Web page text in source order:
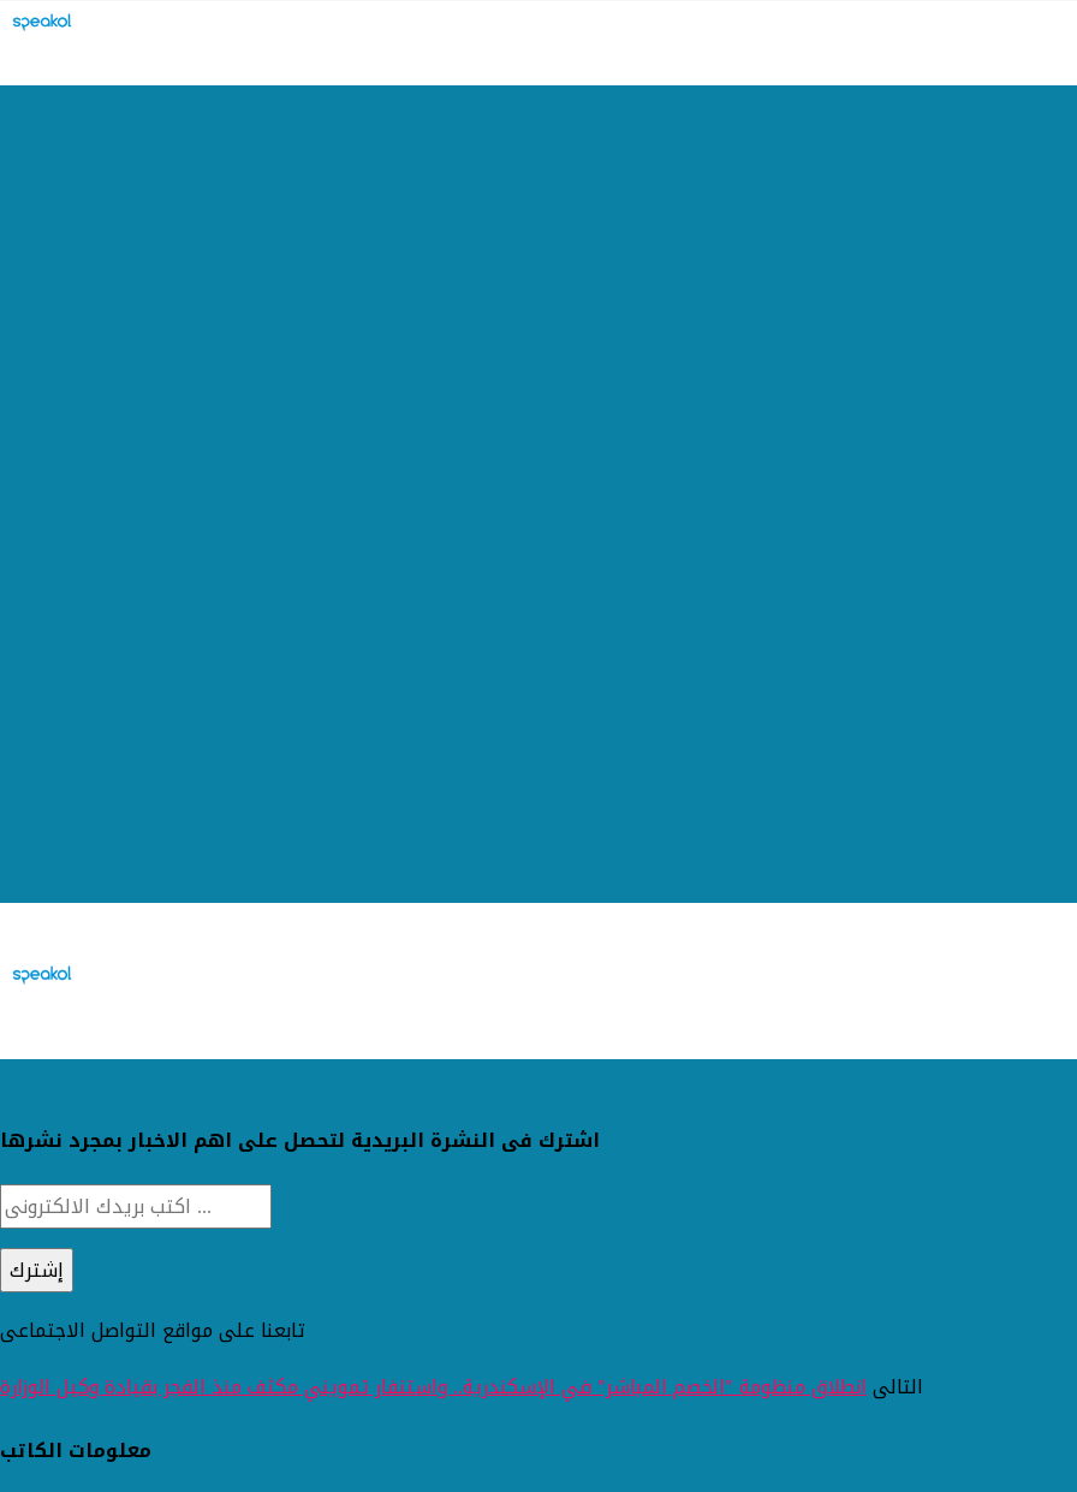
اشترك فى النشرة البريدية لتحصل على اهم الاخبار بمجرد نشرها
تابعنا على مواقع التواصل الاجتماعى
التالىانطلاق منظومة "الخصم المباشر" في الإسكندرية.. واستنفار تمويني مكثف منذ الفجر بقيادة وكيل الوزارة
معلومات الكاتب